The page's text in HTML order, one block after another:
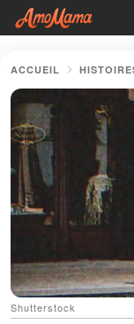
ACCUEIL
Shutterstock